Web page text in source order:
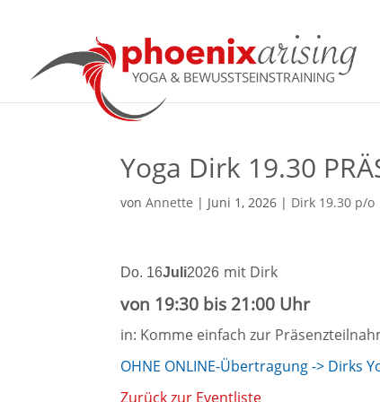
Yoga Dirk 19.30
vonAnnette | Juni 1, 2026 | Dirk 19.30 p/o
Do. 16Juli2026 mit Dirk
von 19:30 bis 21:00 Uhr
in: Komme einfach zur
OHNE ONLINE-Übertragung -> Dirks
Zurück zur Eventliste